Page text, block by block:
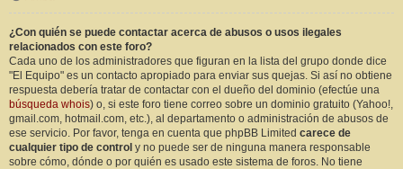
¿Con quién se puede contactar acerca de abusos o usos ilegales
relacionados con este foro?
Cada uno de los administradores que figuran en la lista del grupo donde dice
"El Equipo" es un contacto apropiado para enviar sus quejas. Si así no obtiene
respuesta debería tratar de contactar con el dueño del dominio (efectúe una
búsqueda whois) o, si este foro tiene correo sobre un dominio gratuito (Yahoo!,
gmail.com, hotmail.com, etc.), al departamento o administración de abusos de
ese servicio. Por favor, tenga en cuenta que phpBB Limited carece de
cualquier tipo de control y no puede ser de ninguna manera responsable
sobre cómo, dónde o por quién es usado este sistema de foros. No tiene